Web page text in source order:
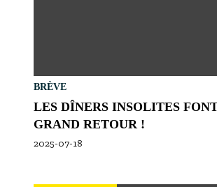
BRÈVE
LES DÎNERS INSOLITES
GRAND RETOUR !
2025-07-18